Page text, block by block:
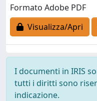
Formato Adobe PDF
Visualizza/Apri
I documenti in IRIS
tutti i diritti sono
indicazione.